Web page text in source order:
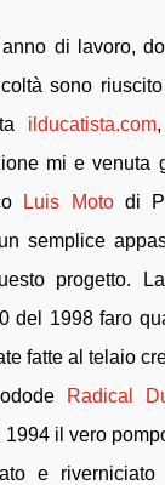
di lavoro,
sono
ilducatista.com
mi e venuta
Luis Motodi
semplice
progetto.
del 1998 faro
fatte al telaio
Radical
il vero
e riverniciato